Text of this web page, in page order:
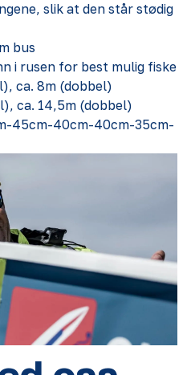
slik at den står stødig
bus
i rusen for best mulig fiske
ca. 8m (dobbel)
ca. 14,5m (dobbel)
45cm-40cm-40cm-35cm-